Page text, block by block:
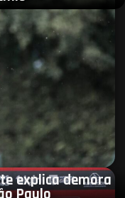
explica demora